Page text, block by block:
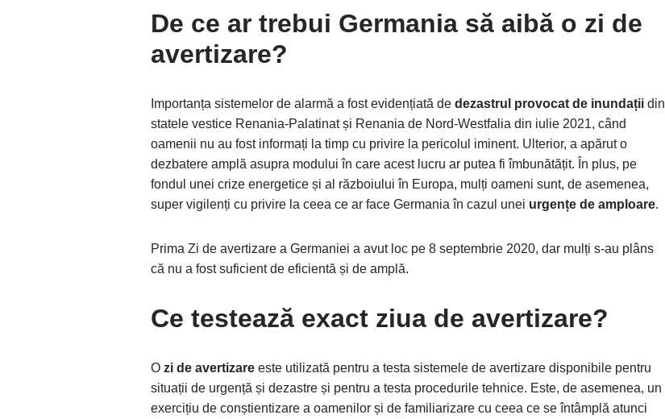
De ce ar trebui Germania să aibă o zi de
avertizare?
Importanța sistemelor de alarmă a fost evidențiată de dezastrul provocat de inundații din
statele vestice Renania-Palatinat și Renania de Nord-Westfalia din iulie 2021, când
oamenii nu au fost informați la timp cu privire la pericolul iminent. Ulterior, a apărut o
dezbatere amplă asupra modului în care acest lucru ar putea fi îmbunătățit. În plus, pe
fondul unei crize energetice și al războiului în Europa, mulți oameni sunt, de asemenea,
super vigilenți cu privire la ceea ce ar face Germania în cazul unei urgențe de amploare.
Prima Zi de avertizare a Germaniei a avut loc pe 8 septembrie 2020, dar mulți s-au plâns
că nu a fost suficient de eficientă și de amplă.
Ce testează exact ziua de avertizare?
O zi de avertizare este utilizată pentru a testa sistemele de avertizare disponibile pentru
situații de urgență și dezastre și pentru a testa procedurile tehnice. Este, de asemenea, un
exercițiu de conștientizare a oamenilor și de familiarizare cu ceea ce se întâmplă atunci